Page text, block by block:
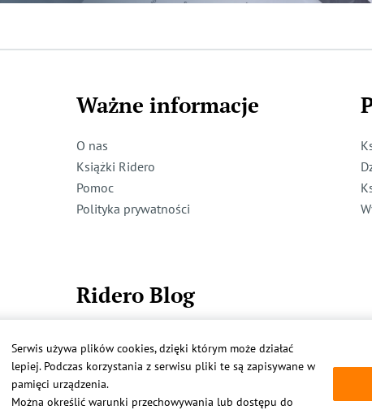
Ważne informacje
O nas
Książki Ridero
Pomoc
Polityka prywatności
Ridero Blog
Więcej
Serwis używa plików cookies, dzięki którym może działać
lepiej. Podczas korzystania z serwisu pliki te są zapisywane w
pamięci urządzenia.
Można określić warunki przechowywania lub dostępu do